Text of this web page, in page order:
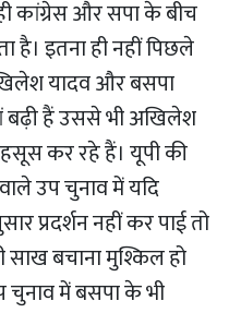
कांग्रेस और सपा के बीच
है। इतना ही नहीं पिछले
यादव और बसपा
बढ़ी हैं उससे भी अखिलेश
कर रहे हैं। यूपी की
उप चुनाव में यदि
प्रदर्शन नहीं कर पाई तो
बचाना मुश्किल हो
चुनाव में बसपा के भी